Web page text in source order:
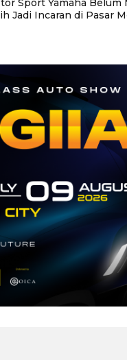
Sport Yamaha Belum
Jadi Incaran di Pasar